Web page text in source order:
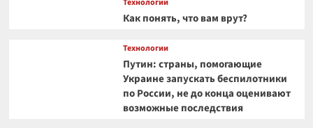
Технологии
Как понять, что вам врут?
Технологии
Путин: страны, помогающие
Украине запускать беспилотники
по России, не до конца оценивают
возможные последствия